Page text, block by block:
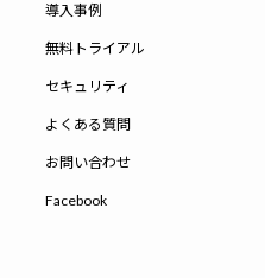
導入事例
無料トライアル
セキュリティ
よくある質問
お問い合わせ
Facebook